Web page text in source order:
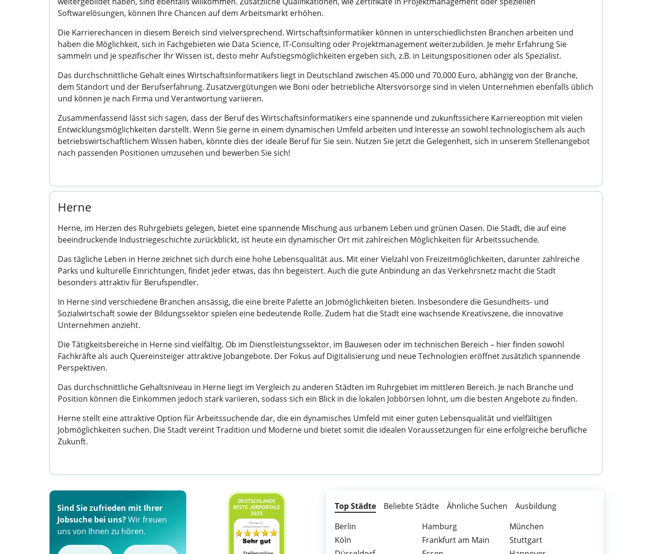
Softwarelösungen, können Ihre Chancen auf dem Arbeitsmarkt erhöhen.
Die Karrierechancen in diesem Bereich sind vielversprechend. Wirtschaftsinformatiker können in unterschiedlichsten Branchen arbeiten und
haben die Möglichkeit, sich in Fachgebieten wie Data Science, IT-Consulting oder Projektmanagement weiterzubilden. Je mehr Erfahrung Sie
sammeln und je spezifischer Ihr Wissen ist, desto mehr Aufstiegsmöglichkeiten ergeben sich, z.B. in Leitungspositionen oder als Spezialist.
Das durchschnittliche Gehalt eines Wirtschaftsinformatikers liegt in Deutschland zwischen 45.000 und 70.000 Euro, abhängig von der Branche,
dem Standort und der Berufserfahrung. Zusatzvergütungen wie Boni oder betriebliche Altersvorsorge sind in vielen Unternehmen ebenfalls üblich
und können je nach Firma und Verantwortung variieren.
Zusammenfassend lässt sich sagen, dass der Beruf des Wirtschaftsinformatikers eine spannende und zukunftssichere Karriereoption mit vielen
Entwicklungsmöglichkeiten darstellt. Wenn Sie gerne in einem dynamischen Umfeld arbeiten und Interesse an sowohl technologischem als auch
betriebswirtschaftlichem Wissen haben, könnte dies der ideale Beruf für Sie sein. Nutzen Sie jetzt die Gelegenheit, sich in unserem Stellenangebot
nach passenden Positionen umzusehen und bewerben Sie sich!
Herne
Herne, im Herzen des Ruhrgebiets gelegen, bietet eine spannende Mischung aus urbanem Leben und grünen Oasen. Die Stadt, die auf eine
beeindruckende Industriegeschichte zurückblickt, ist heute ein dynamischer Ort mit zahlreichen Möglichkeiten für Arbeitssuchende.
Das tägliche Leben in Herne zeichnet sich durch eine hohe Lebensqualität aus. Mit einer Vielzahl von Freizeitmöglichkeiten, darunter zahlreiche
Parks und kulturelle Einrichtungen, findet jeder etwas, das ihn begeistert. Auch die gute Anbindung an das Verkehrsnetz macht die Stadt
besonders attraktiv für Berufspendler.
In Herne sind verschiedene Branchen ansässig, die eine breite Palette an Jobmöglichkeiten bieten. Insbesondere die Gesundheits- und
Sozialwirtschaft sowie der Bildungssektor spielen eine bedeutende Rolle. Zudem hat die Stadt eine wachsende Kreativszene, die innovative
Unternehmen anzieht.
Die Tätigkeitsbereiche in Herne sind vielfältig. Ob im Dienstleistungssektor, im Bauwesen oder im technischen Bereich – hier finden sowohl
Fachkräfte als auch Quereinsteiger attraktive Jobangebote. Der Fokus auf Digitalisierung und neue Technologien eröffnet zusätzlich spannende
Perspektiven.
Das durchschnittliche Gehaltsniveau in Herne liegt im Vergleich zu anderen Städten im Ruhrgebiet im mittleren Bereich. Je nach Branche und
Position können die Einkommen jedoch stark variieren, sodass sich ein Blick in die lokalen Jobbörsen lohnt, um die besten Angebote zu finden.
Herne stellt eine attraktive Option für Arbeitssuchende dar, die ein dynamisches Umfeld mit einer guten Lebensqualität und vielfältigen
Jobmöglichkeiten suchen. Die Stadt vereint Tradition und Moderne und bietet somit die idealen Voraussetzungen für eine erfolgreiche berufliche
Zukunft.
Sind Sie zufrieden mit Ihrer
Jobsuche bei uns?Wir freuen
uns von Ihnen zu hören.
Top Städte Beliebte Städte Ähnliche Suchen
Ausbildung
Berlin
Hamburg
München
Köln
Frankfurt am Main
Stuttgart